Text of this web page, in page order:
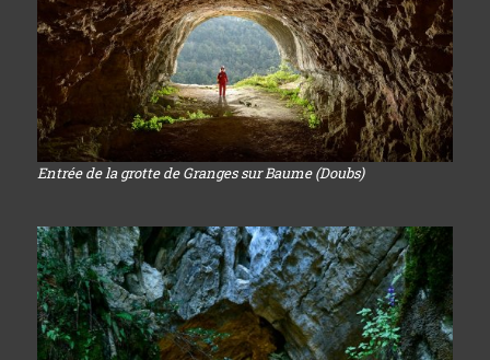
Entrée de la grotte de Granges sur Baume (Doubs)